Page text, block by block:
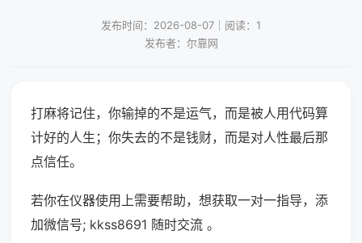
发布时间：2026-08-07｜阅读：1
发布者：尔靠网
打麻将记住，你输掉的不是运气，而是被人用代码算
计好的人生；你失去的不是钱财，而是对人性最后那
点信任。
若你在仪器使用上需要帮助，想获取一对一指导，添
加微信号; kkss8691 随时交流 。